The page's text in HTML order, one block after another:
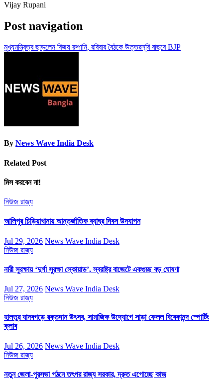
Vijay Rupani
Post navigation
মুখ্যমন্ত্রিত্ব ছাড়লেন বিজয় রুপানি, রবিবার বৈঠকে উত্তরসূরি বাছবে BJP
By News Wave India Desk
Related Post
মিস করবেন না!
নিউজ রাজ্য
আলিপুর চিড়িয়াখানায় আন্তর্জাতিক ব্যাঘ্র দিবস উদযাপন
Jul 29, 2026 News Wave India Desk
নিউজ রাজ্য
নারী সুরক্ষায় ‘দুর্গা সুরক্ষা স্কোয়াড’, স্বরাষ্ট্র বাজেটে একগুচ্ছ বড় ঘোষণা
Jul 27, 2026 News Wave India Desk
নিউজ রাজ্য
হালতুর যাদবগড়ে রক্তদান উৎসব, সামাজিক উদ্যোগে সাড়া ফেলল বিবেকানন্দ স্পোর্টিং
ক্লাব
Jul 26, 2026 News Wave India Desk
নিউজ রাজ্য
নতুন জেলা-পুরসভা গঠনে তৎপর রাজ্য সরকার, দ্রুত এগোচ্ছে কাজ